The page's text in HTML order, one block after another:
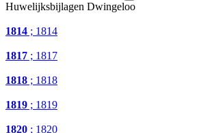
Huwelijksbijlagen Dwingeloo
1814 ; 1814
1817 ; 1817
1818 ; 1818
1819 ; 1819
1820 ; 1820